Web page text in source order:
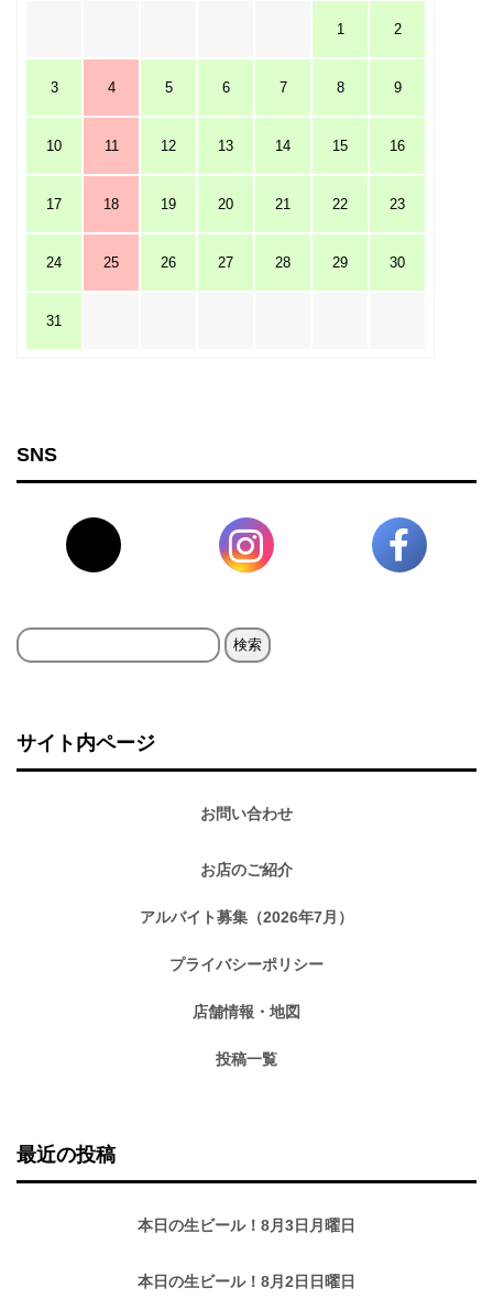
1 2
3 4 5 6 7 8 9
10 11 12 13 14 15 16
17 18 19 20 21 22 23
24 25 26 27 28 29 30
31
SNS
検
サイト内ページ
お問い合わせ
お店のご紹介
アルバイト募集（2026年7月）
プライバシーポリシー
店舗情報・地図
投稿一覧
最近の投稿
本日の生ビール！8月3日月曜日
本日の生ビール！8月2日日曜日